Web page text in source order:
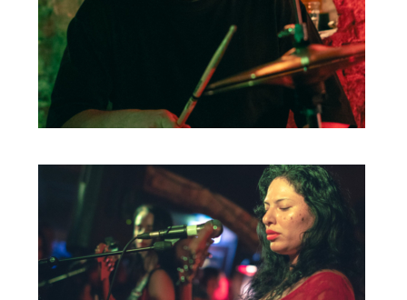
MISCHA VEENEMA
JEROEN DEKKER
BOB DE VRIES
RICHARD POSTMA
MARTSEN HUT
ARSEN TSKHAY
ERYN BOSMA
ESTHER
ELINE KAMMINGA
KAREN SAAMAN